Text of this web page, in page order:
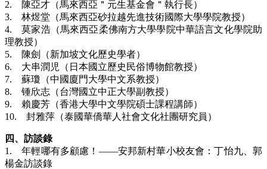
2. 陳亞才（馬來西亞＂元生基金會＂執行長）
3. 林煜堂（馬來西亞砂拉越先進技術國際大學學院教授）
4. 莫家浩（馬來西亞柔佛南方大學學院中華語言文化學院助
理教授）
5. 陳劍（新加坡文化歷史學者）
6. 大串潤児（日本國立歷史民俗博物館教授）
7. 蘇瓊（中國廈門大學中文系教授）
8. 锺欣志（台灣國立中正大學副教授）
9. 賴慶芳（香港大學中文學院碩士課程講師）
10. 封雅萍（泰國華僑華人社會文化社團研究員）
四、訪談錄
1. 年輕哪有多顧慮！——安邦新村華小校友會：丁怡九、郭
楊金訪談錄